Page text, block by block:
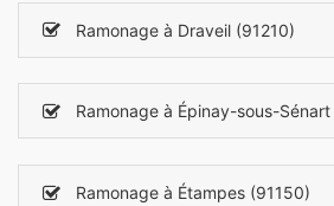
Ramonage à Draveil (91210)
Ramonage à Épinay-sous-
Ramonage à Étampes (91150)